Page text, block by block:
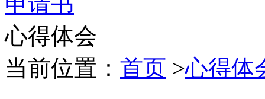
心得体会
当前位置： 首页 >心得体